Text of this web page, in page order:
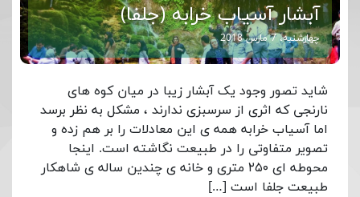
آبشار آسیاب خرابه (جلفا)
چهارشنبه، 7 مارس 2018
شاید تصور وجود یک آبشار زیبا در میان کوه های
نارنجی که اثری از سرسبزی ندارند ، مشکل به نظر برسد
اما آسیاب خرابه همه ی این معادلات را بر هم زده و
تصویر متفاوتی را در طبیعت نگاشته است. اینجا
محوطه ای ۲۵۰ متری و خانه ی چندین ساله ی شاهکار
طبیعت جلفا است […]